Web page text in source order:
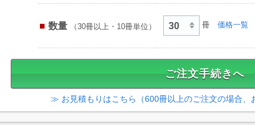
数量 （30冊以上・10冊単位） 冊 価格一覧
≫ お見積もりはこちら（600冊以上のご注文の場合、